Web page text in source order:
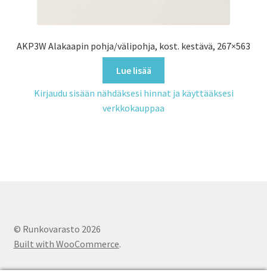
AKP3W Alakaapin pohja/välipohja, kost. kestävä, 267×563
Lue lisää
Kirjaudu sisään nähdäksesi hinnat ja käyttääksesi
verkkokauppaa
© Runkovarasto 2026
Built with WooCommerce.